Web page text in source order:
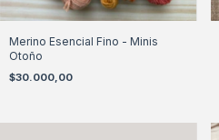
Merino Esencial Fino - Minis
Otoño
$30.000,00